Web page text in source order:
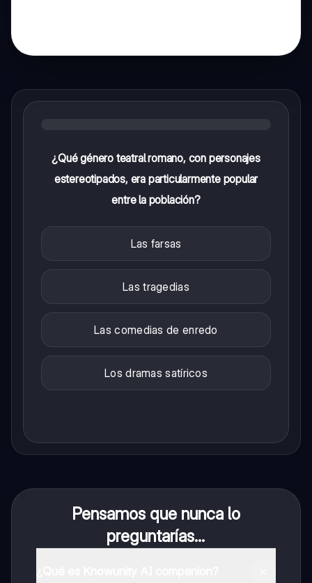
¿Qué género teatral romano, con personajes
estereotipados, era particularmente popular
entre la población?
Las farsas
Las tragedias
Las comedias de enredo
Los dramas satíricos
Pensamos que nunca lo
preguntarías...